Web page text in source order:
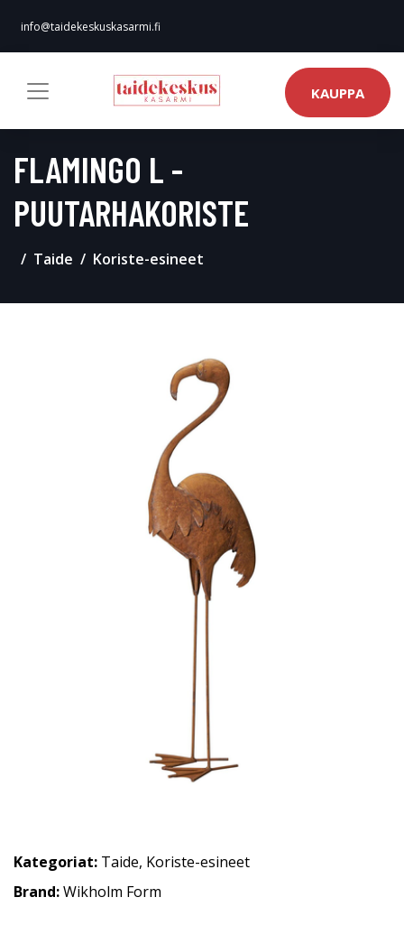
info@taidekeskuskasarmi.fi
KAUPPA
FLAMINGO L -
PUUTARHAKORISTE
Taide Koriste-esineet
Kategoriat: Taide, Koriste-esineet
Brand:Wikholm Form